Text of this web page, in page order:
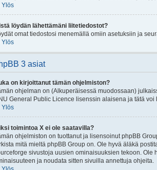
Ylös
löydän lähettämäni liitetiedostot?
omat tiedostosi menemällä omiin asetuksiin ja
Ylös
3 asiat
on kirjoittanut tämän ohjelmiston?
ohjelman on (Alkuperäisessä muodossaan)
General Public Licence lisenssin alaisena ja tätä
Ylös
toimintoa X ei ole saatavilla?
ohjelmiston on tuottanut ja lisensoinut phpBB
mitä mieltä phpBB Group on. Ole hyvä äläkä
sivustoja uusien ominaisuuksien tekoon.
ja noudata sitten sivuilla annettuja ohjeita.